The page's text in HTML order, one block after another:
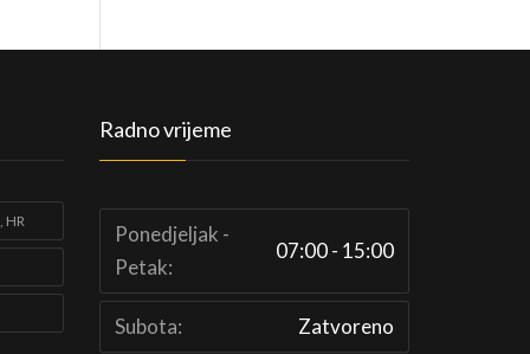
HR
Radno vrijeme
Ponedjeljak -
Petak:
07:00 - 15:00
Subota: Zatvoreno